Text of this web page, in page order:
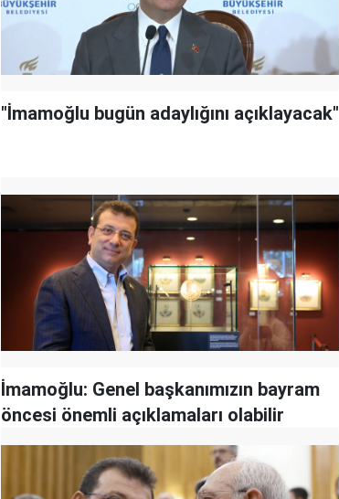
"İmamoğlu bugün adaylığını açıklayacak"
İmamoğlu: Genel başkanımızın bayram
öncesi önemli açıklamaları olabilir